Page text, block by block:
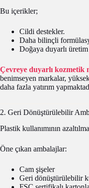
Bu içerikler;
Cildi destekler.
Daha bilinçli
Doğaya duyarlı üretim
Çevreye duyarlı
benimseyen markalar,
daha fazla yatırım
2. Geri Dönüştürülebilir
Plastik kullanımının
Öne çıkan ambalajlar:
Cam şişeler
Geri dönüştürülebilir